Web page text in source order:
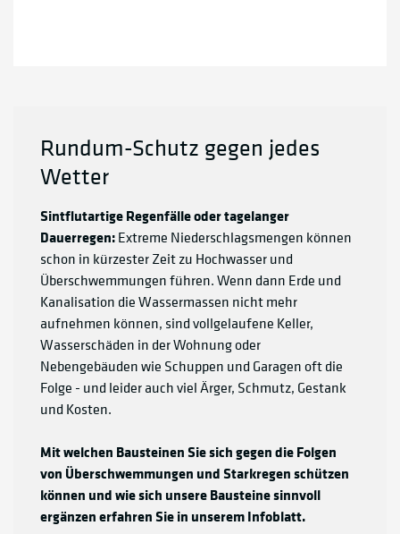
Rundum-Schutz gegen jedes
Wetter
Sintflutartige Regenfälle oder tagelanger
Dauerregen:Extreme Niederschlagsmengen können
schon in kürzester Zeit zu Hochwasser und
Überschwemmungen führen. Wenn dann Erde und
Kanalisation die Wassermassen nicht mehr
aufnehmen können, sind vollgelaufene Keller,
Wasserschäden in der Wohnung oder
Nebengebäuden wie Schuppen und Garagen oft die
Folge - und leider auch viel Ärger, Schmutz, Gestank
und Kosten.
Mit welchen Bausteinen Sie sich gegen die Folgen
von Überschwemmungen und Starkregen schützen
können und wie sich unsere Bausteine sinnvoll
ergänzen erfahren Sie in unserem Infoblatt.